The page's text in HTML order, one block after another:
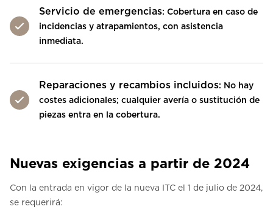
Servicio de emergencias: Cobertura en caso de
incidencias y atrapamientos, con asistencia
inmediata.
Reparaciones y recambios incluidos: No hay
costes adicionales; cualquier avería o sustitución de
piezas entra en la cobertura.
Nuevas exigencias a partir de 2024
Con la entrada en vigor de la nueva ITC el 1 de julio de 2024,
se requerirá: